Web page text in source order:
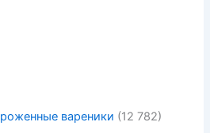
вареники (12 782)